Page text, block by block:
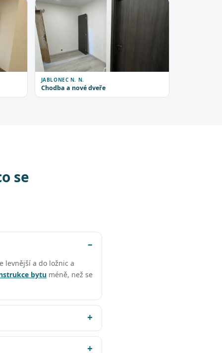
JABLONEC N. N.
Chodba a nové dveře
se
levnější a do ložnic a
bytu méně, než se